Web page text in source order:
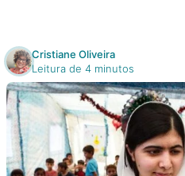
Cursos On line
E-Books
Eventos
Cristiane Oliveira
Leitura de 4 minutos